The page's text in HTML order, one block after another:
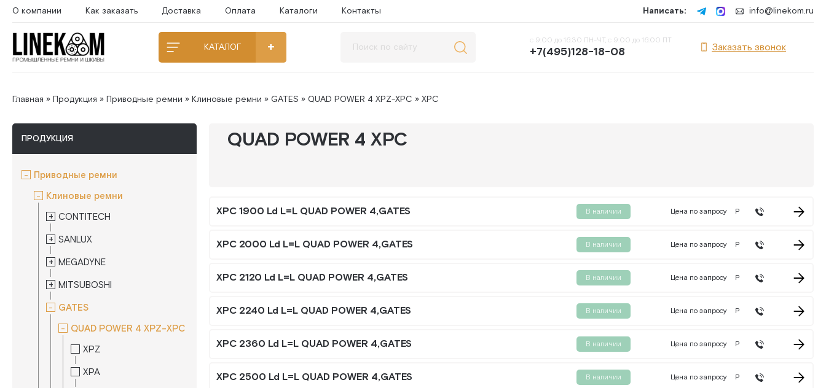
О компании Как заказать Доставка Оплата Каталоги Контакты Написать: info@linekom.ru
КАТАЛОГ
с 9:00 до 16:30 ПН-ЧТ, с 9:00 до 16:00 ПТ
+7(495)128-18-08 Заказать звонок
Главная » Продукция » Приводные ремни » Клиновые ремни » GATES » QUAD POWER 4 XPZ-XPC » XPC
ПРОДУКЦИЯ
Приводные ремни
Клиновые ремни
CONTITECH
SANLUX
MEGADYNE
MITSUBOSHI
GATES
QUAD POWER 4 XPZ-XPC
XPZ
XPA
QUAD POWER 4 XPC
XPС 1900 Ld L=L QUAD POWER 4,GATES В наличии Цена по запросу Р
XPС 2000 Ld L=L QUAD POWER 4,GATES В наличии Цена по запросу Р
XPС 2120 Ld L=L QUAD POWER 4,GATES В наличии Цена по запросу Р
XPС 2240 Ld L=L QUAD POWER 4,GATES В наличии Цена по запросу Р
XPС 2360 Ld L=L QUAD POWER 4,GATES В наличии Цена по запросу Р
XPС 2500 Ld L=L QUAD POWER 4,GATES В наличии Цена по запросу Р